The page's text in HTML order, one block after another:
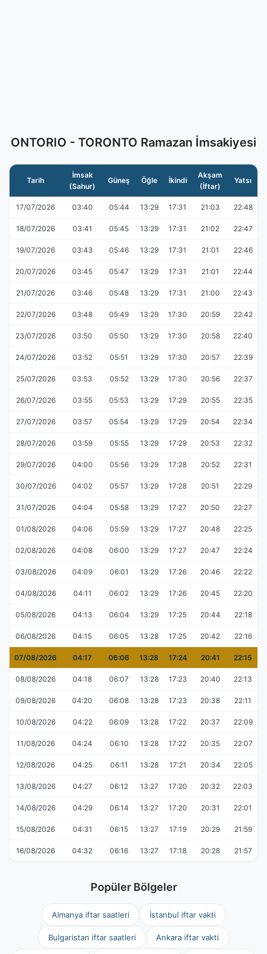
ONTORIO - TORONTO Ramazan İmsakiyesi
Tarih
İmsak
(Sahur)
Güneş Öğle İkindi
Akşam
(İftar)
Yatsı
17/07/2026 03:40 05:44 13:29 17:31 21:03 22:48
18/07/2026 03:41 05:45 13:29 17:31 21:02 22:47
19/07/2026 03:43 05:46 13:29 17:31 21:01 22:46
20/07/2026 03:45 05:47 13:29 17:31 21:01 22:44
21/07/2026 03:46 05:48 13:29 17:31 21:00 22:43
22/07/2026 03:48 05:49 13:29 17:30 20:59 22:42
23/07/2026 03:50 05:50 13:29 17:30 20:58 22:40
24/07/2026 03:52 05:51 13:29 17:30 20:57 22:39
25/07/2026 03:53 05:52 13:29 17:30 20:56 22:37
26/07/2026 03:55 05:53 13:29 17:29 20:55 22:35
27/07/2026 03:57 05:54 13:29 17:29 20:54 22:34
28/07/2026 03:59 05:55 13:29 17:29 20:53 22:32
29/07/2026 04:00 05:56 13:29 17:28 20:52 22:31
30/07/2026 04:02 05:57 13:29 17:28 20:51 22:29
31/07/2026 04:04 05:58 13:29 17:27 20:50 22:27
01/08/2026 04:06 05:59 13:29 17:27 20:48 22:25
02/08/2026 04:08 06:00 13:29 17:27 20:47 22:24
03/08/2026 04:09 06:01 13:29 17:26 20:46 22:22
04/08/2026 04:11 06:02 13:29 17:26 20:45 22:20
05/08/2026 04:13 06:04 13:29 17:25 20:44 22:18
06/08/2026 04:15 06:05 13:28 17:25 20:42 22:16
07/08/2026 04:17 06:06 13:28 17:24 20:41 22:15
08/08/2026 04:18 06:07 13:28 17:23 20:40 22:13
09/08/2026 04:20 06:08 13:28 17:23 20:38 22:11
10/08/2026 04:22 06:09 13:28 17:22 20:37 22:09
11/08/2026 04:24 06:10 13:28 17:22 20:35 22:07
12/08/2026 04:25 06:11 13:28 17:21 20:34 22:05
13/08/2026 04:27 06:12 13:27 17:20 20:32 22:03
14/08/2026 04:29 06:14 13:27 17:20 20:31 22:01
15/08/2026 04:31 06:15 13:27 17:19 20:29 21:59
16/08/2026 04:32 06:16 13:27 17:18 20:28 21:57
Popüler Bölgeler
Almanya iftar saatleri İstanbul iftar vakti
Bulgaristan iftar saatleri Ankara iftar vakti